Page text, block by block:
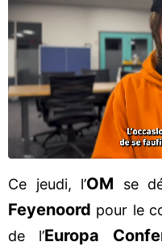
Ce jeudi, l’OM se
Feyenoord pour le
de l’Europa